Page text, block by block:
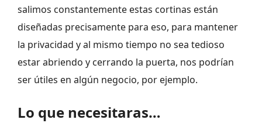
salimos constantemente estas cortinas están
diseñadas precisamente para eso, para mantener
la privacidad y al mismo tiempo no sea tedioso
estar abriendo y cerrando la puerta, nos podrían
ser útiles en algún negocio, por ejemplo.
Lo que necesitaras…